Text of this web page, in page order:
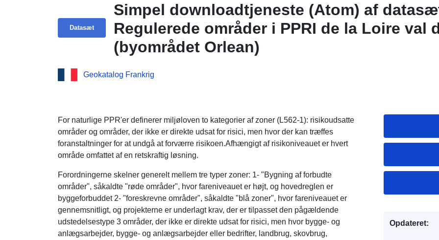
Datasæt
Simpel downloadtjeneste (Atom) af
Regulerede områder i PPRI de la Loire val
(byområdet Orlean)
Geokatalog Frankrig
For naturlige PPR'er definerer miljøloven to kategorier af zoner (L562-1): risikoudsatte
områder og områder, der ikke er direkte udsat for risici, men hvor der kan træffes
foranstaltninger for at undgå at forværre risikoen.Afhængigt af risikoniveauet er hvert
område omfattet af en retskraftig løsning.
Forordningerne skelner generelt mellem tre typer zoner: 1- "Bygning af forbudte
områder", såkaldte "røde områder", hvor fareniveauet er højt, og hovedreglen er
byggeforbuddet 2- "foreskrevne områder", såkaldte "blå zoner", hvor fareniveauet er
gennemsnitligt, og projekterne er underlagt krav, der er tilpasset den pågældende
udstedelsestype 3 områder, der ikke er direkte udsat for risici, men hvor bygge- og
anlægsarbejder, bygge- og anlægsarbejder eller bedrifter, landbrug, skovbrug,
Opdateret: